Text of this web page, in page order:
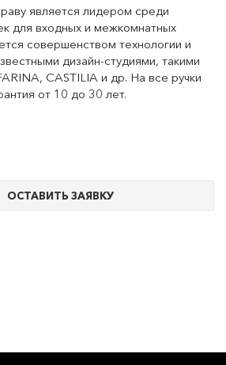
является лидером среди
для входных и межкомнатных
совершенством технологии и
дизайн-студиями, такими
CASTILIA и др. На все ручки
от 10 до 30 лет.
ОСТАВИТЬ ЗАЯВКУ